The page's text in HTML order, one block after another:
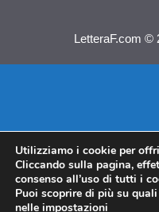
LetteraF.com ©
Utilizziamo i cookie per
Cliccando sulla pagina,
consenso all’uso di tutti i
Puoi scoprire di più su
nelle impostazioni